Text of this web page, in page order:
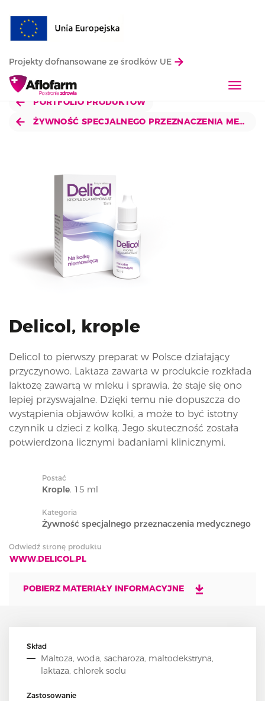
Projekty dofnansowane ze środków UE
T
o
PORTFOLIO PRODUKTÓW
ŻYWNOŚĆ SPECJALNEGO PRZEZNACZENIA MEDYCZNEGO
Delicol, krople
Delicol to pierwszy preparat w Polsce działający
przyczynowo. Laktaza zawarta w produkcie rozkłada
laktozę zawartą w mleku i sprawia, że staje się ono
lepiej przyswajalne. Dzięki temu nie dopuszcza do
wystąpienia objawów kolki, a może to być istotny
czynnik u dzieci z kolką. Jego skuteczność została
potwierdzona licznymi badaniami klinicznymi.
Postać
Krople. 15 ml
Kategoria
Żywność specjalnego przeznaczenia medycznego
Odwiedź stronę produktu
WWW.DELICOL.PL
POBIERZ MATERIAŁY INFORMACYJNE
Skład
Maltoza, woda, sacharoza, maltodekstryna,
laktaza, chlorek sodu
Zastosowanie